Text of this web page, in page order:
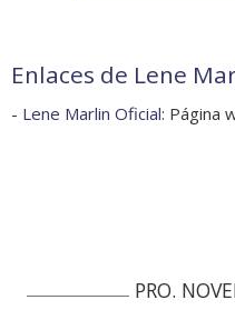
Enlaces de Lene
- Lene Marlin Oficial: Página
PRO.